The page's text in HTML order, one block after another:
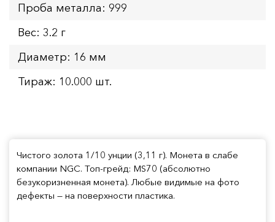
Проба металла: 999
Вес: 3.2 г
Диаметр: 16 мм
Тираж: 10.000 шт.
Чистого золота 1/10 унции (3,11 г). Монета в слабе
компании NGC. Топ-грейд: MS70 (абсолютно
безукоризненная монета). Любые видимые на фото
дефекты — на поверхности пластика.